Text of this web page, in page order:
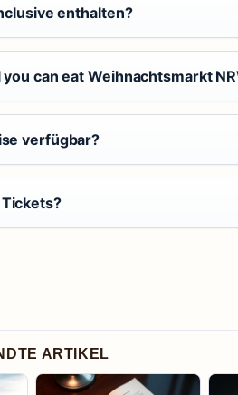
enthalten?
can eat Weihnachtsmarkt
verfügbar?
ARTIKEL